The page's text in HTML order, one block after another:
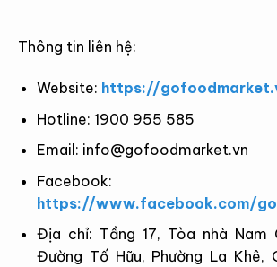
Thông tin liên hệ:
Website: https://
Hotline: 1900 955 585
Email: info@gofoodmarket.vn
Facebook:
https://www.facebook.com/
Địa chỉ: Tầng 17, Tòa nhà Nam
Đường Tố Hữu, Phường La Khê,